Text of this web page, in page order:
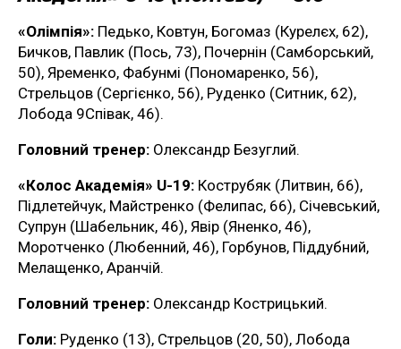
«Олімпія»: Педько, Ковтун, Богомаз (Курелєх, 62),
Бичков, Павлик (Пось, 73), Почернін (Самборський,
50), Яременко, Фабунмі (Пономаренко, 56),
Стрельцов (Сергієнко, 56), Руденко (Ситник, 62),
Лобода 9Співак, 46).
Головний тренер: Олександр Безуглий.
«Колос Академія» U-19: Кострубяк (Литвин, 66),
Підлетейчук, Майстренко (Фелипас, 66), Січевський,
Супрун (Шабельник, 46), Явір (Яненко, 46),
Моротченко (Любенний, 46), Горбунов, Піддубний,
Мелащенко, Аранчій.
Головний тренер: Олександр Кострицький.
Голи: Руденко (13), Стрельцов (20, 50), Лобода